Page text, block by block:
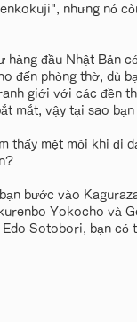
nhưng nó
đầu Nhật Bản
đến phòng thờ, dù
giới với các đền
mắt, vậy tại sao
thấy mệt mỏi khi đi
bước vào
Yokocho và
Sotobori, bạn có